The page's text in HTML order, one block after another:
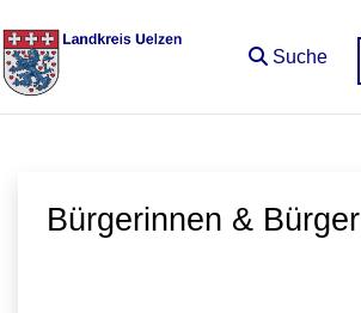
Suche
Bürgerinnen & Bürger